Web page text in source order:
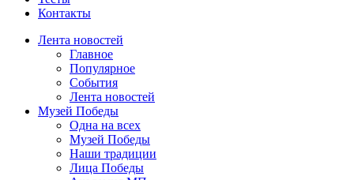
Контакты
Лента новостей
Главное
Популярное
События
Лента новостей
Музей Победы
Одна на всех
Музей Победы
Наши традиции
Лица Победы